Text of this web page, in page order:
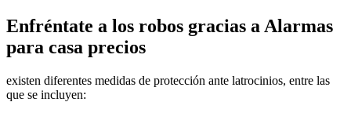
Enfréntate a los robos gracias a Alarmas
para casa precios
existen diferentes medidas de protección ante latrocinios, entre las
que se incluyen: